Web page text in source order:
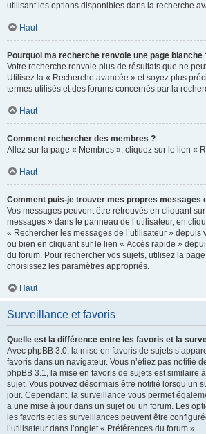
utilisant les options disponibles dans la recherche
Haut
Pourquoi ma recherche renvoie une page blanche
Votre recherche renvoie plus de résultats que ne
Utilisez la « Recherche avancée » et soyez plus
termes utilisés et des forums concernés par la
Haut
Comment rechercher des membres ?
Allez sur la page « Membres », cliquez sur le lien «
Haut
Comment puis-je trouver mes propres messages
Vos messages peuvent être retrouvés en cliquant
messages » dans le panneau de l’utilisateur, en
« Rechercher les messages de l’utilisateur » depuis
ou bien en cliquant sur le lien « Accès rapide »
du forum. Pour rechercher vos sujets, utilisez la
choisissez les paramètres appropriés.
Haut
Surveillance et favoris
Quelle est la différence entre les favoris et la
Avec phpBB 3.0, la mise en favoris de sujets
favoris dans un navigateur. Vous n’étiez pas notifié
phpBB 3.1, la mise en favoris de sujets est similaire
sujet. Vous pouvez désormais être notifié lorsqu’un
jour. Cependant, la surveillance vous permet
a une mise à jour dans un sujet ou un forum. Les
les favoris et les surveillances peuvent être
l’utilisateur dans l’onglet « Préférences du forum ».